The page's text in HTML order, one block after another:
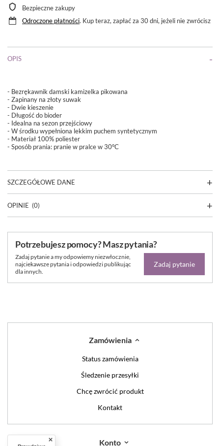
Bezpieczne zakupy
Odroczone płatności. Kup teraz, zapłać za 30 dni, jeżeli nie zwrócisz
OPIS
- Bezrękawnik damski kamizelka pikowana
- Zapinany na złoty suwak
- Dwie kieszenie
- Długość do bioder
- Idealna na sezon przejściowy
- W środku wypełniona lekkim puchem syntetycznym
- Materiał 100% poliester
- Sposób prania: pranie w pralce w 30°C
SZCZEGÓŁOWE DANE
OPINIE (0)
Potrzebujesz pomocy? Masz pytania?
Zadaj pytanie a my odpowiemy niezwłocznie,
najciekawsze pytania i odpowiedzi publikując
dla innych.
Zadaj pytanie
Zamówienia
Status zamówienia
Śledzenie przesyłki
Chcę zwrócić produkt
Kontakt
Konto